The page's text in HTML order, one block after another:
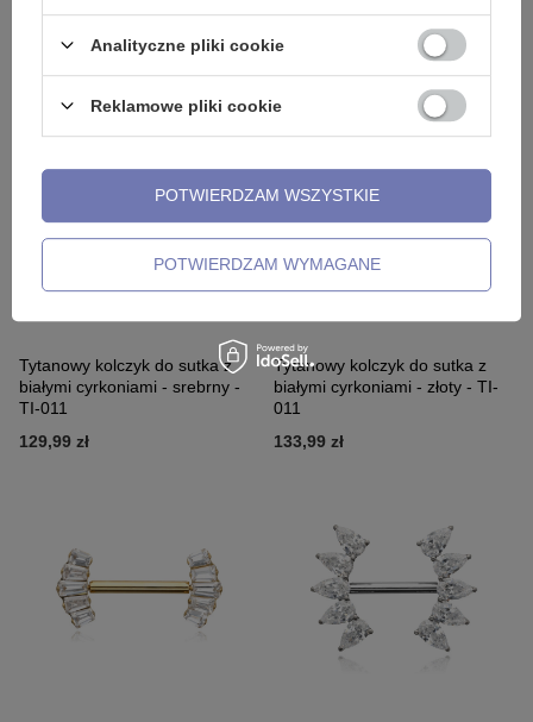
Kolczyk do sutka ozdobny -
czarny - S-018
22,99 zł
Kolczyk do sutka ozdobny -
kolorowy - S-018
9,99 zł
Tytanowy kolczyk do sutka z
białymi cyrkoniami - srebrny -
TI-011
129,99 zł
Tytanowy kolczyk do sutka z
białymi cyrkoniami - złoty - TI-
011
133,99 zł
Analityczne pliki cookie
Reklamowe pliki cookie
POTWIERDZAM WYMAGANE
POTWIERDZAM WSZYSTKIE